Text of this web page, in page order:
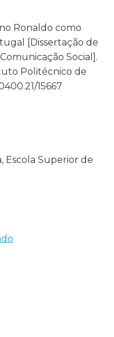
Ronaldo como
[Dissertação de
Social].
Politécnico de
15667
Escola Superior de